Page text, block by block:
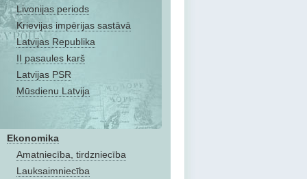
Livonijas periods
Krievijas impērijas sastāvā
Latvijas Republika
II pasaules karš
Latvijas PSR
Mūsdienu Latvija
Ekonomika
Amatniecība, tirdzniecība
Lauksaimniecība